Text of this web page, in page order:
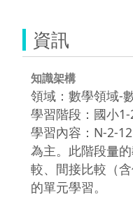
資訊
知識架構
領域：數學領域-
學習階段：國小
學習內容：N-2-
為主。此階段量
較、間接比較（
的單元學習。